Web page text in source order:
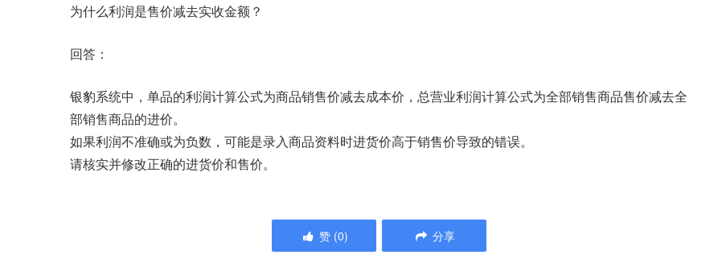
为什么利润是售价减去实收金额？
回答：
银豹系统中，单品的利润计算公式为商品销售价减去成本价，总营业利润计算公式为全部销售商品售价减去全
部销售商品的进价。
如果利润不准确或为负数，可能是录入商品资料时进货价高于销售价导致的错误。
请核实并修改正确的进货价和售价。
赞 (0) 分享